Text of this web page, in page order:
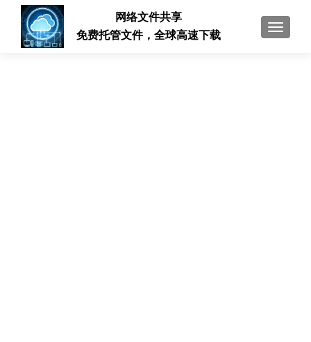
切换导
网络文件共享
免费托管文件，全球高速下载